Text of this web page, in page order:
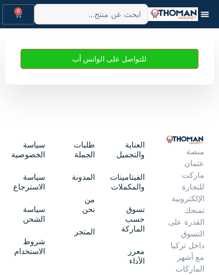
0
للتواصل على الواتس أب
منصة
عثمان
ماركت
للتجارة
الإلكترونية
تمنحك
القدرة على
التسوق
داخل تركيا
مع أشهر
الماركات
العناية
والتجميل
الفيتامينات
والمكملات
تسوق
حسب
الماركة
معزز
الأداء
طلبات
الجملة
المدونة
من
نحن
المتجر
سياسة
الخصوصية
سياسة
الاسترجاع
سياسة
الشحن
شروط
الاستخدام